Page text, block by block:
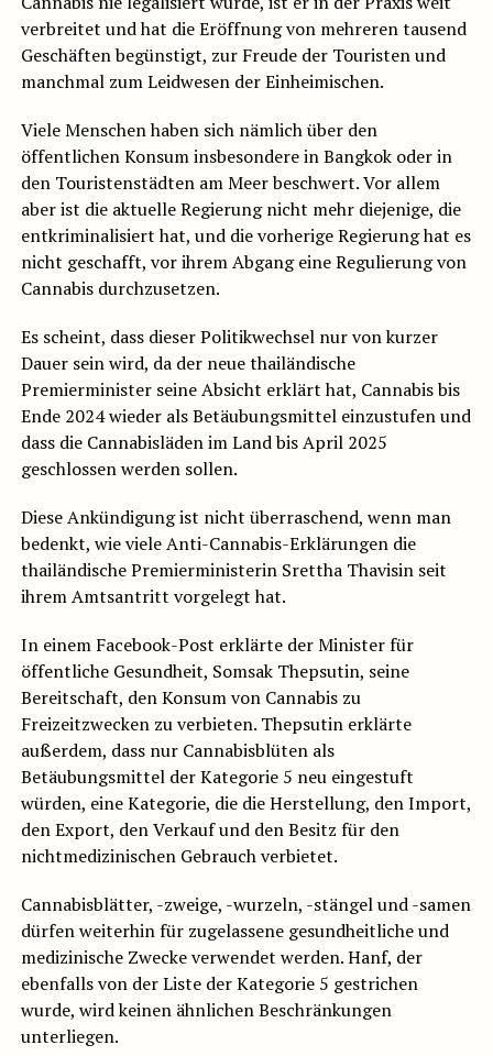
verbreitet und hat die Eröffnung von mehreren tausend
Geschäften begünstigt, zur Freude der Touristen und
manchmal zum Leidwesen der Einheimischen.
Viele Menschen haben sich nämlich über den
öffentlichen Konsum insbesondere in Bangkok oder in
den Touristenstädten am Meer beschwert. Vor allem
aber ist die aktuelle Regierung nicht mehr diejenige, die
entkriminalisiert hat, und die vorherige Regierung hat es
nicht geschafft, vor ihrem Abgang eine Regulierung von
Cannabis durchzusetzen.
Es scheint, dass dieser Politikwechsel nur von kurzer
Dauer sein wird, da der neue thailändische
Premierminister seine Absicht erklärt hat, Cannabis bis
Ende 2024 wieder als Betäubungsmittel einzustufen und
dass die Cannabisläden im Land bis April 2025
geschlossen werden sollen.
Diese Ankündigung ist nicht überraschend, wenn man
bedenkt, wie viele Anti-Cannabis-Erklärungen die
thailändische Premierministerin Srettha Thavisin seit
ihrem Amtsantritt vorgelegt hat.
In einem Facebook-Post erklärte der Minister für
öffentliche Gesundheit, Somsak Thepsutin, seine
Bereitschaft, den Konsum von Cannabis zu
Freizeitzwecken zu verbieten. Thepsutin erklärte
außerdem, dass nur Cannabisblüten als
Betäubungsmittel der Kategorie 5 neu eingestuft
würden, eine Kategorie, die die Herstellung, den Import,
den Export, den Verkauf und den Besitz für den
nichtmedizinischen Gebrauch verbietet.
Cannabisblätter, -zweige, -wurzeln, -stängel und -samen
dürfen weiterhin für zugelassene gesundheitliche und
medizinische Zwecke verwendet werden. Hanf, der
ebenfalls von der Liste der Kategorie 5 gestrichen
wurde, wird keinen ähnlichen Beschränkungen
unterliegen.